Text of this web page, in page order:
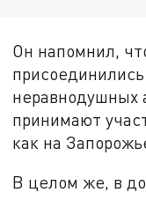
Он напомнил,
неравнодушных
принимают
как на
В целом же, в